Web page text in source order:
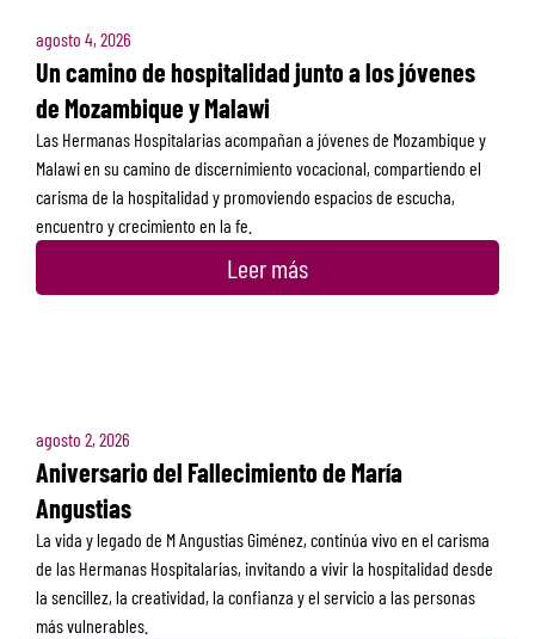
agosto 4, 2026
Un camino de hospitalidad junto a los jóvenes
de Mozambique y Malawi
Las Hermanas Hospitalarias acompañan a jóvenes de Mozambique y
Malawi en su camino de discernimiento vocacional, compartiendo el
carisma de la hospitalidad y promoviendo espacios de escucha,
encuentro y crecimiento en la fe.
Leer más
agosto 2, 2026
Aniversario del Fallecimiento de María
Angustias
La vida y legado de M Angustias Giménez, continúa vivo en el carisma
de las Hermanas Hospitalarias, invitando a vivir la hospitalidad desde
la sencillez, la creatividad, la confianza y el servicio a las personas
más vulnerables.